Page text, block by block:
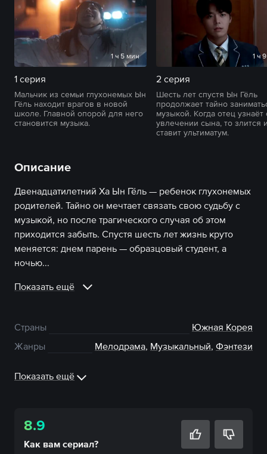
1 ч 5 мин
1 серия
Мальчик из семьи глухонемых Ын
Гёль находит врагов в новой
школе. Главной опорой для него
становится музыка.
1 ч
2 серия
Шесть лет спустя Ын Гёль
продолжает тайно
музыкой. Когда отец узнаёт
увлечении сына, то злится
ставит ультиматум.
Описание
Двенадцатилетний Ха Ын Гёль — ребенок глухонемых
родителей. Тайно он мечтает связать свою судьбу с
музыкой, но после трагического случая об этом
приходится забыть. Спустя шесть лет жизнь круто
меняется: днем парень — образцовый студент, а
ночью...
Показать ещё
Страны
Южная Корея
Жанры
Мелодрама, Музыкальный, Фэнтези
Показать ещё
8.9
Как вам сериал?